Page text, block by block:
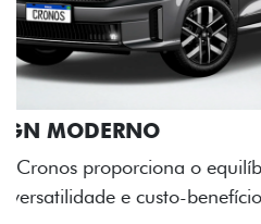
RODAS DE LIGA-LEVE
As rodas de liga leve com
acabamento diamantado